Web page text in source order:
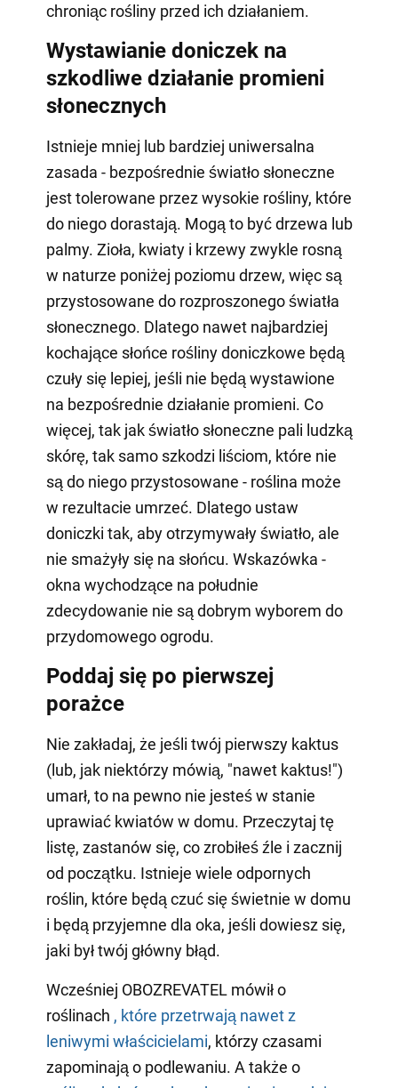
chroniąc rośliny przed ich działaniem.
Wystawianie doniczek na
szkodliwe działanie promieni
słonecznych
Istnieje mniej lub bardziej uniwersalna
zasada - bezpośrednie światło słoneczne
jest tolerowane przez wysokie rośliny, które
do niego dorastają. Mogą to być drzewa lub
palmy. Zioła, kwiaty i krzewy zwykle rosną
w naturze poniżej poziomu drzew, więc są
przystosowane do rozproszonego światła
słonecznego. Dlatego nawet najbardziej
kochające słońce rośliny doniczkowe będą
czuły się lepiej, jeśli nie będą wystawione
na bezpośrednie działanie promieni. Co
więcej, tak jak światło słoneczne pali ludzką
skórę, tak samo szkodzi liściom, które nie
są do niego przystosowane - roślina może
w rezultacie umrzeć. Dlatego ustaw
doniczki tak, aby otrzymywały światło, ale
nie smażyły się na słońcu. Wskazówka -
okna wychodzące na południe
zdecydowanie nie są dobrym wyborem do
przydomowego ogrodu.
Poddaj się po pierwszej
porażce
Nie zakładaj, że jeśli twój pierwszy kaktus
(lub, jak niektórzy mówią, "nawet kaktus!")
umarł, to na pewno nie jesteś w stanie
uprawiać kwiatów w domu. Przeczytaj tę
listę, zastanów się, co zrobiłeś źle i zacznij
od początku. Istnieje wiele odpornych
roślin, które będą czuć się świetnie w domu
i będą przyjemne dla oka, jeśli dowiesz się,
jaki był twój główny błąd.
Wcześniej OBOZREVATEL mówił o
roślinach , które przetrwają nawet z
leniwymi właścicielami, którzy czasami
zapominają o podlewaniu. A także o